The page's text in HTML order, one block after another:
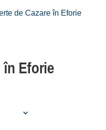
de Cazare în Eforie
în Eforie